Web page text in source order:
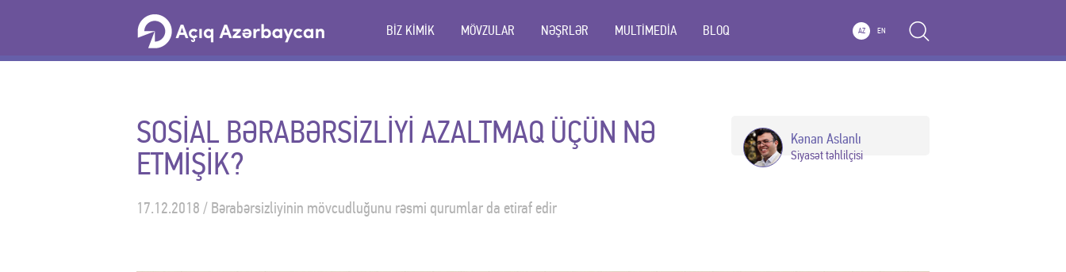
BİZ KİMİK MÖVZULAR NƏŞRLƏR MULTİMEDİA BLOQ AZ EN
Kənan Aslanlı
Siyasət təhlilçisi
SOSİAL BƏRABƏRSİZLİYİ AZALTMAQ ÜÇÜN NƏ
ETMİŞİK?
17.12.2018 / Bərabərsizliyinin mövcudluğunu rəsmi qurumlar da etiraf edir